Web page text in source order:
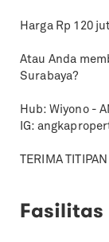
Harga Rp 120
Atau Anda
Surabaya?
Hub: Wiyono -
IG:
TERIMA
Fasilitas